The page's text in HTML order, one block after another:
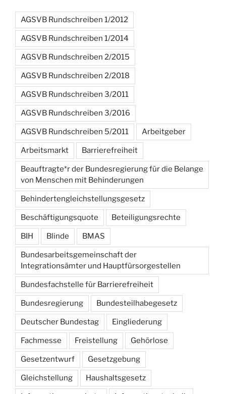
AGSVB Rundschreiben 1/2012
AGSVB Rundschreiben 1/2014
AGSVB Rundschreiben 2/2015
AGSVB Rundschreiben 2/2018
AGSVB Rundschreiben 3/2011
AGSVB Rundschreiben 3/2016
AGSVB Rundschreiben 5/2011 Arbeitgeber
Arbeitsmarkt Barrierefreiheit
Beauftragte*r der Bundesregierung für die Belange
von Menschen mit Behinderungen
Behindertengleichstellungsgesetz
Beschäftigungsquote Beteiligungsrechte
BIH Blinde BMAS
Bundesarbeitsgemeinschaft der
Integrationsämter und Hauptfürsorgestellen
Bundesfachstelle für Barrierefreiheit
Bundesregierung Bundesteilhabegesetz
Deutscher Bundestag Eingliederung
Fachmesse Freistellung Gehörlose
Gesetzentwurf Gesetzgebung
Gleichstellung Haushaltsgesetz